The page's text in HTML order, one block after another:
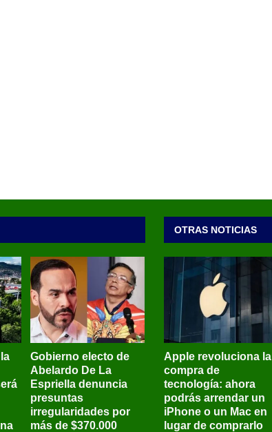
Gobierno electo de
Abelardo De La
Espriella denuncia
presuntas
irregularidades por
más de $370.000
OTRAS NOTICIAS
Apple revoluciona la
compra de
tecnología: ahora
podrás arrendar un
iPhone o un Mac en
lugar de comprarlo